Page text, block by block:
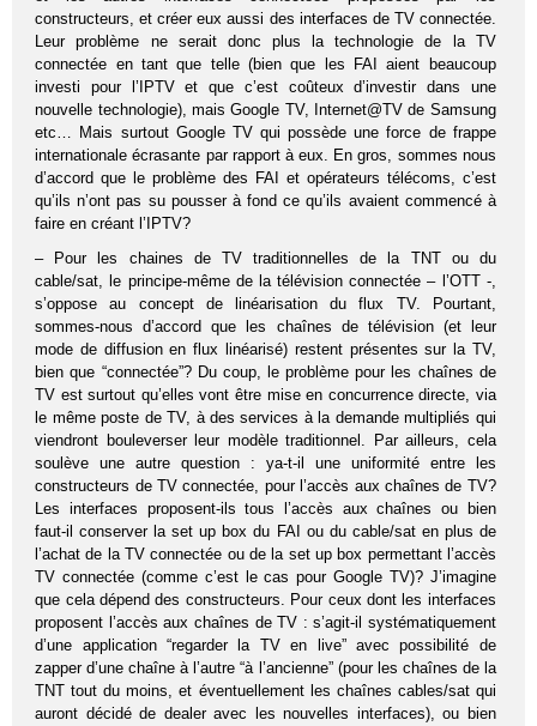
constructeurs, et créer eux aussi des interfaces de TV connectée.
Leur problème ne serait donc plus la technologie de la TV
connectée en tant que telle (bien que les FAI aient beaucoup
investi pour l’IPTV et que c’est coûteux d’investir dans une
nouvelle technologie), mais Google TV, Internet@TV de Samsung
etc… Mais surtout Google TV qui possède une force de frappe
internationale écrasante par rapport à eux. En gros, sommes nous
d’accord que le problème des FAI et opérateurs télécoms, c’est
qu’ils n’ont pas su pousser à fond ce qu’ils avaient commencé à
faire en créant l’IPTV?
– Pour les chaines de TV traditionnelles de la TNT ou du
cable/sat, le principe-même de la télévision connectée – l’OTT -,
s’oppose au concept de linéarisation du flux TV. Pourtant,
sommes-nous d’accord que les chaînes de télévision (et leur
mode de diffusion en flux linéarisé) restent présentes sur la TV,
bien que “connectée”? Du coup, le problème pour les chaînes de
TV est surtout qu’elles vont être mise en concurrence directe, via
le même poste de TV, à des services à la demande multipliés qui
viendront bouleverser leur modèle traditionnel. Par ailleurs, cela
soulève une autre question : ya-t-il une uniformité entre les
constructeurs de TV connectée, pour l’accès aux chaînes de TV?
Les interfaces proposent-ils tous l’accès aux chaînes ou bien
faut-il conserver la set up box du FAI ou du cable/sat en plus de
l’achat de la TV connectée ou de la set up box permettant l’accès
TV connectée (comme c’est le cas pour Google TV)? J’imagine
que cela dépend des constructeurs. Pour ceux dont les interfaces
proposent l’accès aux chaînes de TV : s’agit-il systématiquement
d’une application “regarder la TV en live” avec possibilité de
zapper d’une chaîne à l’autre “à l’ancienne” (pour les chaînes de la
TNT tout du moins, et éventuellement les chaînes cables/sat qui
auront décidé de dealer avec les nouvelles interfaces), ou bien